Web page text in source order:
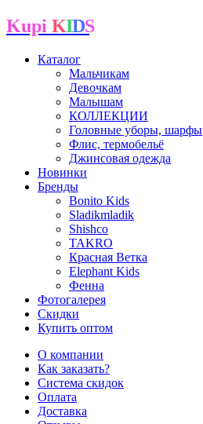
Kupi K I D S
Каталог
Мальчикам
Девочкам
Малышам
КОЛЛЕКЦИИ
Головные уборы, шарфы
Флис, термобельё
Джинсовая одежда
Новинки
Бренды
Bonito Kids
Sladikmladik
Shishco
TAKRO
Красная Ветка
Elephant Kids
Фенна
Фотогалерея
Скидки
Купить оптом
О компании
Как заказать?
Система скидок
Оплата
Доставка